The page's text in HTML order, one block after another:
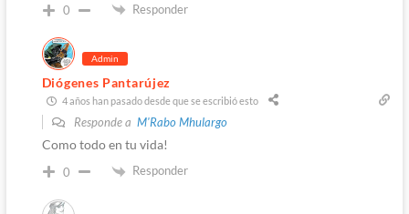
0 Responder
Admin
Diógenes Pantarújez
4 años han pasado desde que se escribió esto
Responde a M'Rabo Mhulargo
Como todo en tu vida!
0 Responder